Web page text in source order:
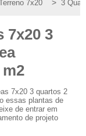
7x20 > 3
7x20 3
7x20 3 quartos 2
essas plantas de
de entrar em
de projeto